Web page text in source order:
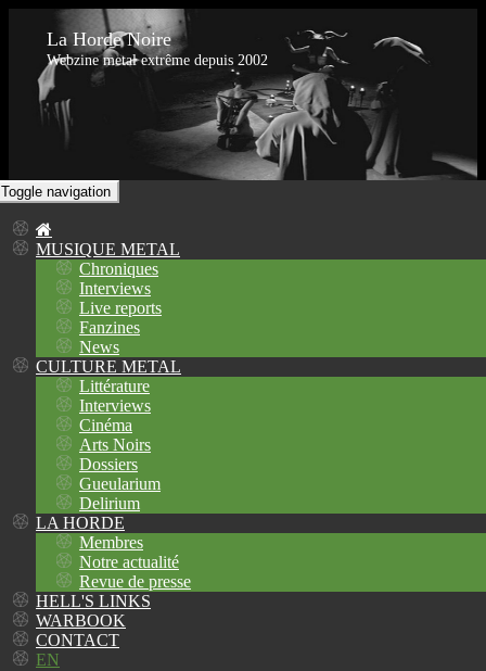
La Horde Noire
Webzine metal extrême depuis 2002
Toggle navigation
MUSIQUE METAL
Chroniques
Interviews
Live reports
Fanzines
News
CULTURE METAL
Littérature
Interviews
Cinéma
Arts Noirs
Dossiers
Gueularium
Delirium
LA HORDE
Membres
Notre actualité
Revue de presse
HELL'S LINKS
WARBOOK
CONTACT
EN